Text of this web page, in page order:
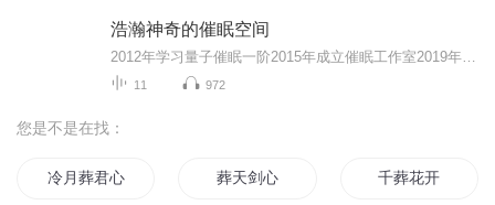
浩瀚神奇的催眠空间
11 972
您是不是在找：
冷月葬君心 葬天剑心 千葬花开